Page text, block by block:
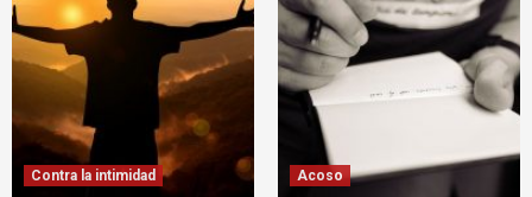
Contra la intimidad Acoso